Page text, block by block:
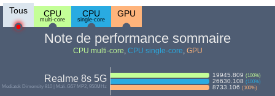
Tous CPU
multi-core
CPU
single-core
GPU
Note de performance sommaire
CPU multi-core, CPU single-core, GPU
Realme 8s 5G
Mediatek Dimensity 810 | Mali-G57 MP2, 950MHz
19945.809 (100%)
26630.108 (100%)
8733.106 (100%)